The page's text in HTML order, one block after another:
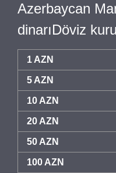
Azerbaycan
dinarıDöviz
1 AZN
5 AZN
10 AZN
20 AZN
50 AZN
100 AZN